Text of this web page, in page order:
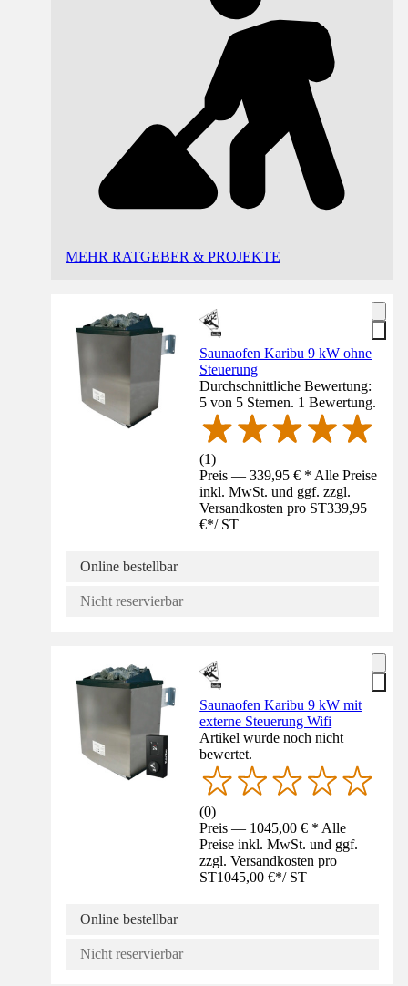
MEHR RATGEBER & PROJEKTE
Saunaofen Karibu 9 kW ohne
Steuerung
Durchschnittliche Bewertung:
5 von 5 Sternen. 1 Bewertung.
(1)
Preis — 339,95 € * Alle Preise
inkl. MwSt. und ggf. zzgl.
Versandkosten pro ST339,95
€*/ ST
Online bestellbar
Nicht reservierbar
Saunaofen Karibu 9 kW mit
externe Steuerung Wifi
Artikel wurde noch nicht
bewertet.
(0)
Preis — 1045,00 € * Alle
Preise inkl. MwSt. und ggf.
zzgl. Versandkosten pro
ST1045,00 €*/ ST
Online bestellbar
Nicht reservierbar